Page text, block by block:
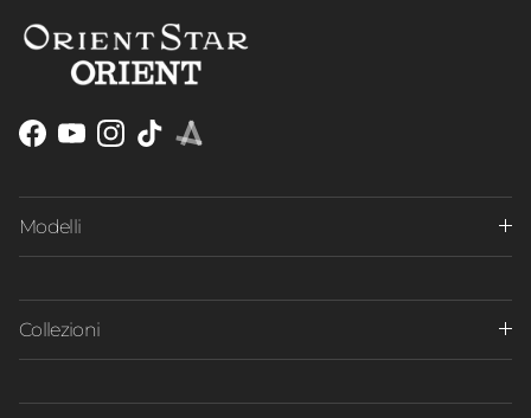
Facebook
YouTubeInstagram
TikTokAion Time
Modelli
Collezioni